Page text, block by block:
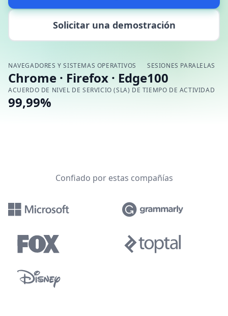
Solicitar una demostración
NAVEGADORES Y SISTEMAS OPERATIVOS
Chrome · Firefox · Edge
SESIONES PARALELAS
100
ACUERDO DE NIVEL DE SERVICIO (SLA) DE TIEMPO DE ACTIVIDAD
99,99%
Confiado por estas compañías